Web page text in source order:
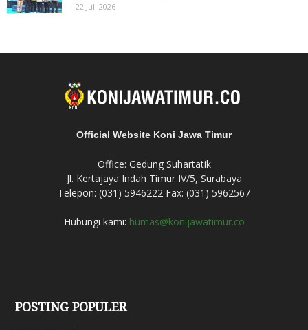
22 Juli 2026
Official Website Koni Jawa Timur
Office: Gedung Suhartatik
Jl. Kertajaya Indah Timur IV/5, Surabaya
Telepon: (031) 5946222 Fax: (031) 5962567
Hubungi kami: humas@konijawatimur.co
POSTING POPULER